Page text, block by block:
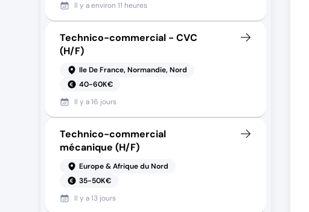
Il y aenviron 11 heures
Technico-commercial - CVC
(H/F)
Ile De France, Normandie, Nord
40-60K€
Il y a16 jours
Technico-commercial
mécanique (H/F)
Europe & Afrique du Nord
35-50K€
Il y a13 jours